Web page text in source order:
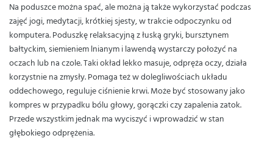
Na poduszce można spać, ale można ją także wykorzystać podczas
zajęć jogi, medytacji, krótkiej sjesty, w trakcie odpoczynku od
komputera. Poduszkę relaksacyjną z łuską gryki, bursztynem
bałtyckim, siemieniem lnianym i lawendą wystarczy położyć na
oczach lub na czole. Taki okład lekko masuje, odpręża oczy, działa
korzystnie na zmysły. Pomaga też w dolegliwościach układu
oddechowego, reguluje ciśnienie krwi. Może być stosowany jako
kompres w przypadku bólu głowy, gorączki czy zapalenia zatok.
Przede wszystkim jednak ma wyciszyć i wprowadzić w stan
głębokiego odprężenia.